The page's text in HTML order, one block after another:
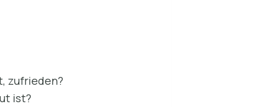
zufrieden?
ist?